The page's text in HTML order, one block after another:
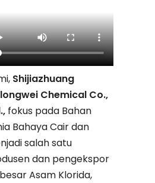
Shijiazhuang
Chemical Co.,
fokus pada Bahan
Bahaya Cair dan
salah satu
dan pengekspor
Asam Klorida,